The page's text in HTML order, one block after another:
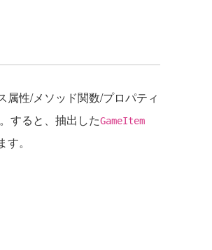
属性/メソッド関数/プロパティ
すると、抽出したGameItem
。